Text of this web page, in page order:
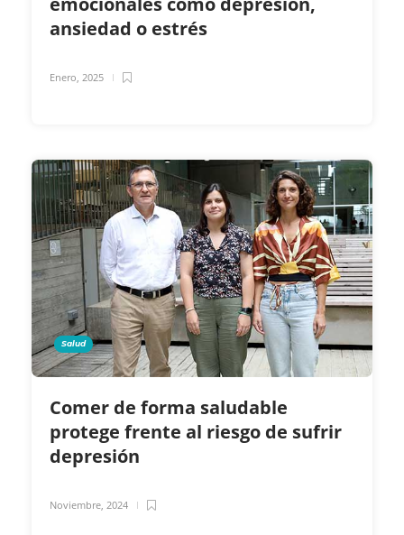
ansiedad o estrés
Enero, 2025
Salud
Comer de forma saludable
protege frente al riesgo de sufrir
depresión
Noviembre, 2024